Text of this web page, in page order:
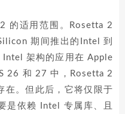
的适用范围。Rosetta 2
期间推出的Intel 到
Intel 架构的应用在 Apple
26 和 27 中，Rosetta 2
在。但此后，它将仅限于
是依赖 Intel 专属库、且